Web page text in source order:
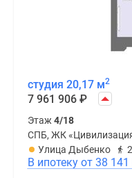
студия 20,17 м2
7 961 906 ₽
Этаж 4/18
СПБ, ЖК
Улица Дыбенко
В ипотеку от 38 141